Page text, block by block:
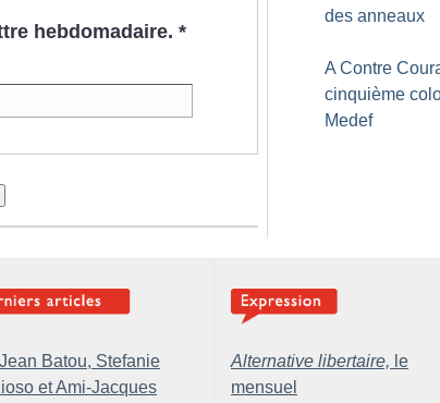
hebdomadaire. *
des anneaux
A Contre
cinquième
Medef
Batou, Stefanie
et Ami-Jacques
Alternative libertaire, le
mensuel